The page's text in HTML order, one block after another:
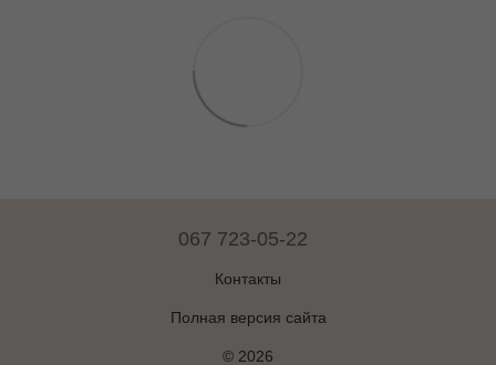
067 723-05-22
Контакты
Полная версия сайта
© 2026